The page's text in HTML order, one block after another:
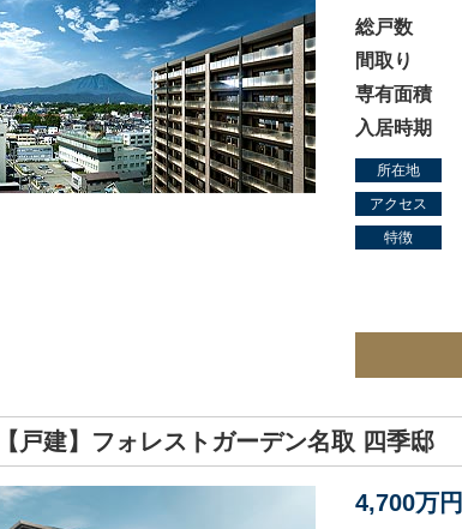
総戸数
間取り
専有面積
入居時期
所在地
アクセス
特徴
【戸建】フォレストガーデン名取 四季邸
4,700万